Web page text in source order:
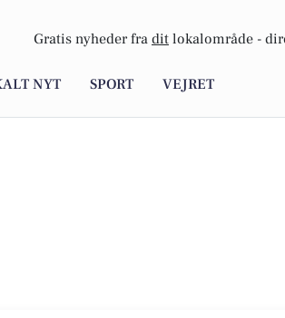
Gratis nyheder fra dit lokalområde -
NYT SPORT VEJRET